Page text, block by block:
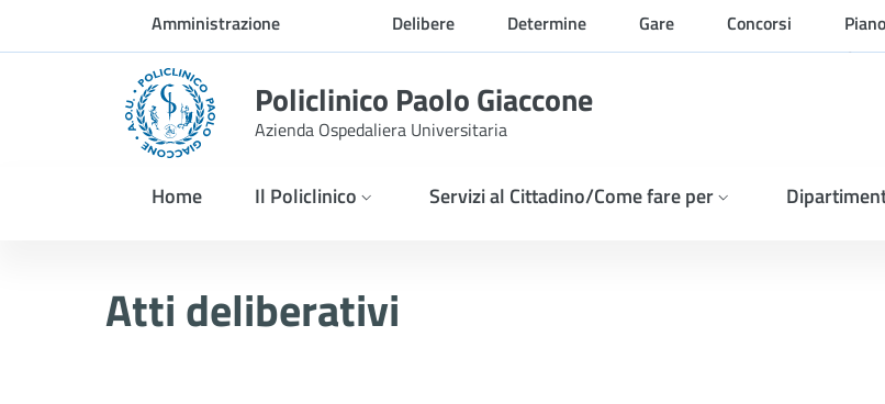
Skip to Main ContentAmministrazione
trasparente
Delibere Determine Gare Concorsi
Policlinico Paolo Giaccone
Azienda Ospedaliera Universitaria
Home Il Policlinico Servizi al Cittadino/Come fare per
Atti deliberativi